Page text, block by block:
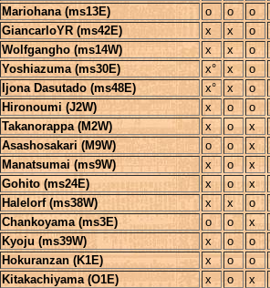
Mariohana (ms13E) o o
o
GiancarloYR (ms42E) x x
o
Wolfgangho (ms14W) x x
o
Yoshiazuma (ms30E) x° x
o
Ijona Dasutado (ms48E) x° x
o
Hironoumi (J2W) x o
o
Takanorappa (M2W) x o
x
Asashosakari (M9W) o o
x
Manatsumai (ms9W) x o
x
Gohito (ms24E) x o
x
Halelorf (ms38W) x x
o
Chankoyama (ms3E) o o
x
Kyoju (ms39W) x o
o
Hokuranzan (K1E) x o
o
Kitakachiyama (O1E) x o
x